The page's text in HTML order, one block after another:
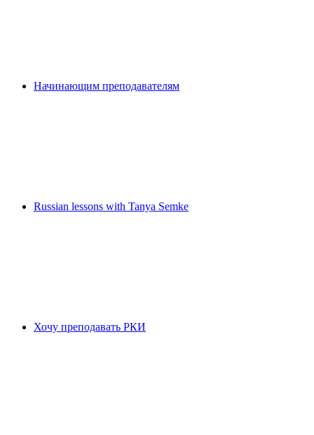
Начинающим преподавателям
Russian lessons with Tanya Semke
Хочу преподавать РКИ